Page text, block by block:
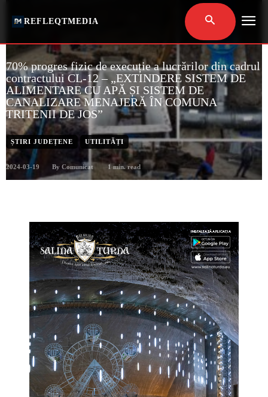
REFLEQTMEDIA
70% progres fizic de execuție a lucrărilor din cadrul
contractului CL-12 – „EXTINDERE SISTEM DE
ALIMENTARE CU APĂ ȘI SISTEM DE
CANALIZARE MENAJERĂ ÎN COMUNA
TRITENII DE JOS”
ȘTIRI JUDEȚENE UTILITĂȚI
2024-03-19 By Comunicat 1min. read